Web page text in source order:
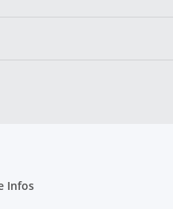
Infos